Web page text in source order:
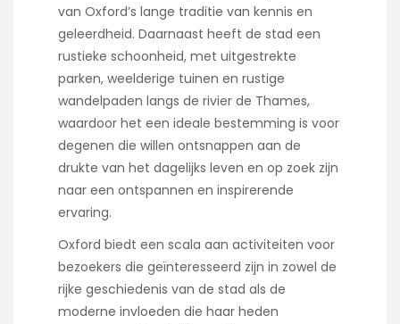
van Oxford’s lange traditie van kennis en
geleerdheid. Daarnaast heeft de stad een
rustieke schoonheid, met uitgestrekte
parken, weelderige tuinen en rustige
wandelpaden langs de rivier de Thames,
waardoor het een ideale bestemming is voor
degenen die willen ontsnappen aan de
drukte van het dagelijks leven en op zoek zijn
naar een ontspannen en inspirerende
ervaring.
Oxford biedt een scala aan activiteiten voor
bezoekers die geïnteresseerd zijn in zowel de
rijke geschiedenis van de stad als de
moderne invloeden die haar heden